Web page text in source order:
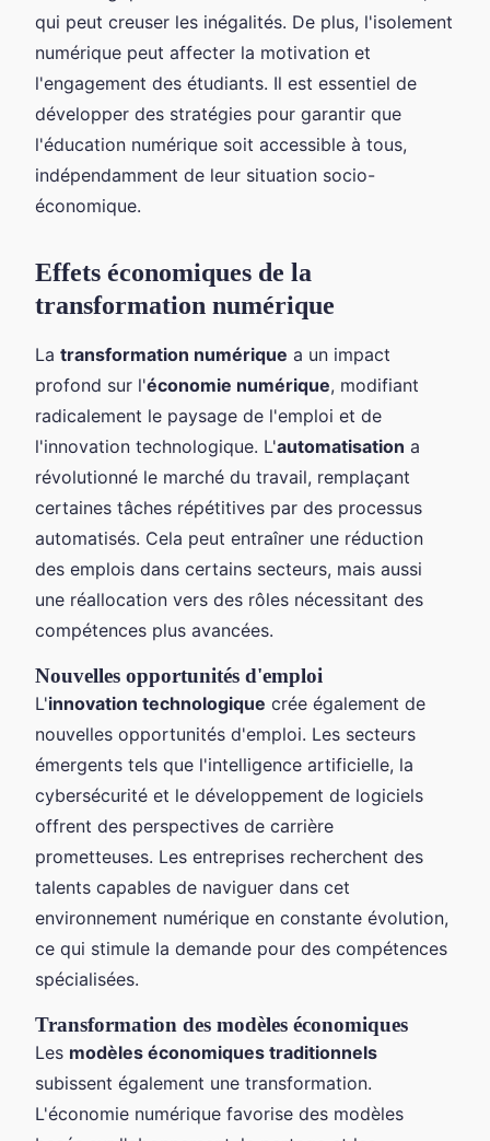
qui peut creuser les inégalités. De plus, l'isolement
numérique peut affecter la motivation et
l'engagement des étudiants. Il est essentiel de
développer des stratégies pour garantir que
l'éducation numérique soit accessible à tous,
indépendamment de leur situation socio-
économique.
Effets économiques de la
transformation numérique
La transformation numérique a un impact
profond sur l'économie numérique, modifiant
radicalement le paysage de l'emploi et de
l'innovation technologique. L'automatisation a
révolutionné le marché du travail, remplaçant
certaines tâches répétitives par des processus
automatisés. Cela peut entraîner une réduction
des emplois dans certains secteurs, mais aussi
une réallocation vers des rôles nécessitant des
compétences plus avancées.
Nouvelles opportunités d'emploi
L'innovation technologique crée également de
nouvelles opportunités d'emploi. Les secteurs
émergents tels que l'intelligence artificielle, la
cybersécurité et le développement de logiciels
offrent des perspectives de carrière
prometteuses. Les entreprises recherchent des
talents capables de naviguer dans cet
environnement numérique en constante évolution,
ce qui stimule la demande pour des compétences
spécialisées.
Transformation des modèles économiques
Les modèles économiques traditionnels
subissent également une transformation.
L'économie numérique favorise des modèles